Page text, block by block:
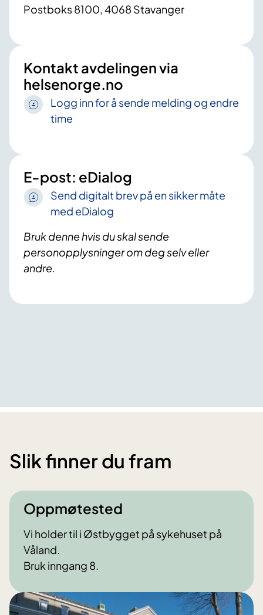
Postboks 8100, 4068 Stavanger
Kontakt avdelingen via
helsenorge.no
Logg inn for å sende melding og endre
time
E-post: eDialog
Send digitalt brev på en sikker måte
med eDialog
Bruk denne hvis du skal sende
personopplysninger om deg selv eller
andre.
Slik finner du fram
Oppmøtested
Vi holder til i Østbygget på sykehuset på
Våland.
Bruk inngang 8.